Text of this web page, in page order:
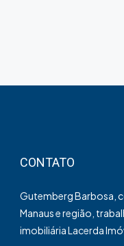
CONTATO
Gutemberg Barbosa,
Manaus e região,
imobiliária Lacerda